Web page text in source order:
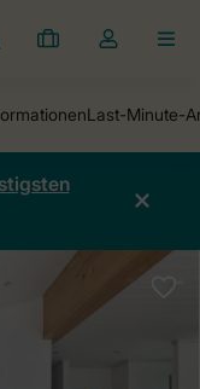
Meine
Dropdown-
öffnen